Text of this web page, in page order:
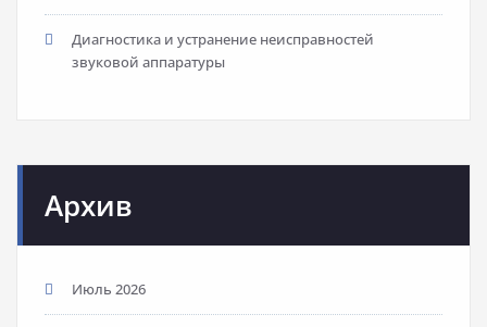
Диагностика и устранение неисправностей
звуковой аппаратуры
Архив
Июль 2026